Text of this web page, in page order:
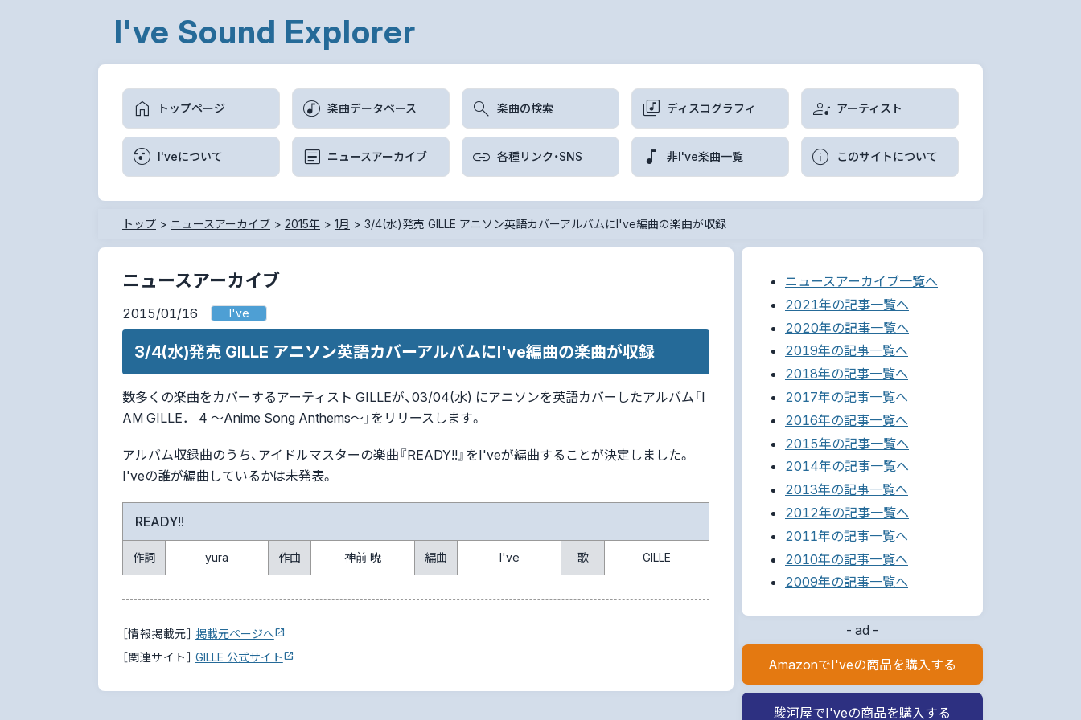
I've Sound Explorer
トップページ 楽曲データベース 楽曲の検索 ディスコグラフィ アーティスト
I'veについて ニュースアーカイブ 各種リンク・SNS 非I've楽曲一覧 このサイトについて
トップ > ニュースアーカイブ > 2015年 > 1月 > 3/4(水)発売 GILLE アニソン英語カバーアルバムにI've編曲の楽曲が収録
ニュースアーカイブ
2015/01/16 I've
3/4(水)発売 GILLE アニソン英語カバーアルバムにI've編曲の楽曲が収録
数多くの楽曲をカバーするアーティスト GILLEが、03/04(水) にアニソンを英語カバーしたアルバム「I
AM GILLE． 4 ～Anime Song Anthems～」をリリースします。
アルバム収録曲のうち、アイドルマスターの楽曲『READY!!』をI'veが編曲することが決定しました。
I'veの誰が編曲しているかは未発表。
READY!!
作詞 yura 作曲 神前 暁 編曲 I've 歌 GILLE
［情報掲載元］ 掲載元ページへ
［関連サイト］ GILLE 公式サイト
ニュースアーカイブ一覧へ
2021年の記事一覧へ
2020年の記事一覧へ
2019年の記事一覧へ
2018年の記事一覧へ
2017年の記事一覧へ
2016年の記事一覧へ
2015年の記事一覧へ
2014年の記事一覧へ
2013年の記事一覧へ
2012年の記事一覧へ
2011年の記事一覧へ
2010年の記事一覧へ
2009年の記事一覧へ
- ad -
AmazonでI'veの商品を購入する
駿河屋でI'veの商品を購入する